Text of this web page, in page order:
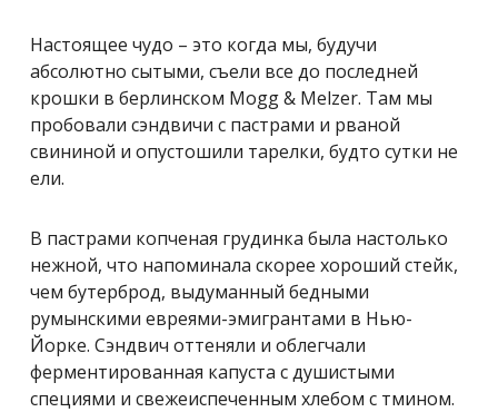
Настоящее чудо – это когда мы, будучи
абсолютно сытыми, съели все до последней
крошки в берлинском Mogg & Melzer. Там мы
пробовали сэндвичи с пастрами и рваной
свининой и опустошили тарелки, будто сутки не
ели.
В пастрами копченая грудинка была настолько
нежной, что напоминала скорее хороший стейк,
чем бутерброд, выдуманный бедными
румынскими евреями-эмигрантами в Нью-
Йорке. Сэндвич оттеняли и облегчали
ферментированная капуста с душистыми
специями и свежеиспеченным хлебом с тмином.